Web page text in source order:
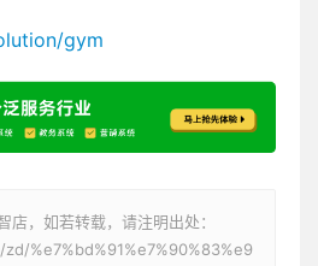
gym
店，如若转载，请注明出处：
%e7%bd%91%e7%90%83%e9